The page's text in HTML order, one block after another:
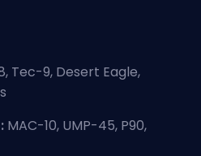
Tec-9, Desert Eagle,
MAC-10, UMP-45, P90,